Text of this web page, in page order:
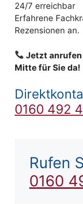
24/7 erreichbar
Erfahrene
Rezensionen an.
Jetzt
Mitte für Sie da!
0160 492
Rufen
0160